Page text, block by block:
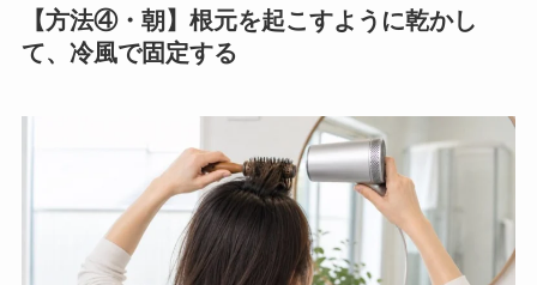
【方法④・朝】根元を起こすように乾かし
て、冷風で固定する